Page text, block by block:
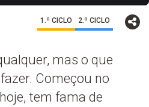
1.º CICLO 2.º CICLO
mas o que
Começou no
tem fama de